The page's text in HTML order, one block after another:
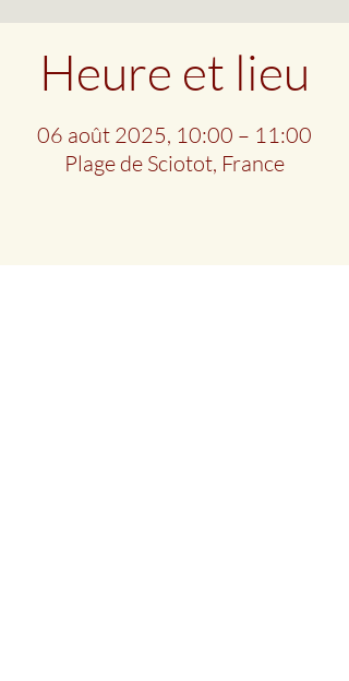
Heure et lieu
06 août 2025, 10:00 – 11:00
Plage de Sciotot, France